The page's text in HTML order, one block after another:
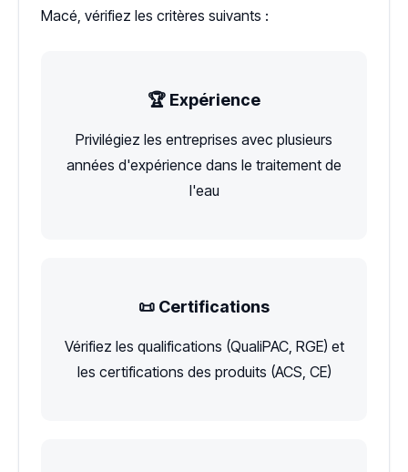
Macé, vérifiez les critères suivants :
🏆 Expérience
Privilégiez les entreprises avec plusieurs
années d'expérience dans le traitement de
l'eau
📜 Certifications
Vérifiez les qualifications (QualiPAC, RGE) et
les certifications des produits (ACS, CE)